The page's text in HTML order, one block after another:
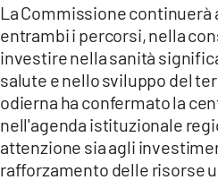
La Commissione continuerà
entrambi i percorsi, nella
investire nella sanità
salute e nello sviluppo del
odierna ha confermato la
nell'agenda istituzionale
attenzione sia agli
rafforzamento delle risorse